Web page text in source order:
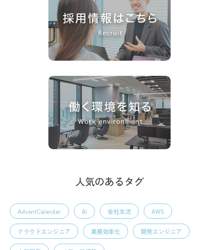
人気のあるタグ
AdventCalendar AI 会社生活 AWS
クラウドエンジニア 業務効率化 開発エンジニア